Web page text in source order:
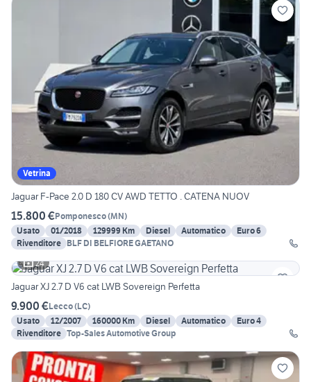
Vetrina
Jaguar F-Pace 2.0 D 180 CV AWD TETTO . CATENA NUOV
15.800 €Pomponesco(MN)
Usato
01/2018 129999 Km Diesel Automatico
Euro 6
Rivenditore BLF DI BELFIORE GAETANO
24
Jaguar XJ 2.7 D V6 cat LWB Sovereign Perfetta
9.900 €Lecco(LC)
Usato
12/2007 160000 Km Diesel Automatico
Euro 4
Rivenditore Top-Sales Automotive Group